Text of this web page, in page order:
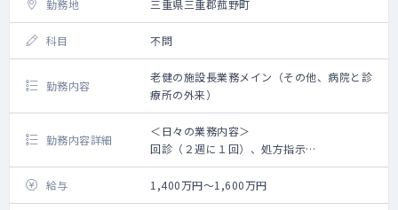
勤務地 三重県三重郡菰野町
科目 不問
勤務内容
老健の施設長業務メイン（その他、病院と診
療所の外来）
勤務内容詳細
＜日々の業務内容＞
回診（２週に１回）、処方指示
体調不良者の診察
新規入所者の診察
デイケア利用者の体調不良者診察
給与 1,400万円～1,600万円